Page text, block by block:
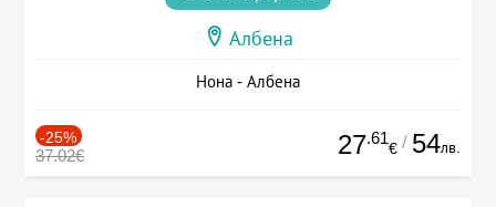
Албена
Нона - Албена
-25%
37.02€ 27.61
€ / 54лв.